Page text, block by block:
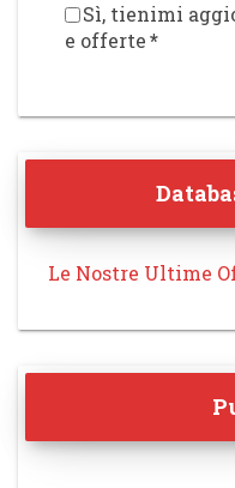
Sì, tienimi
e offerte*
Le Nostre Ultime